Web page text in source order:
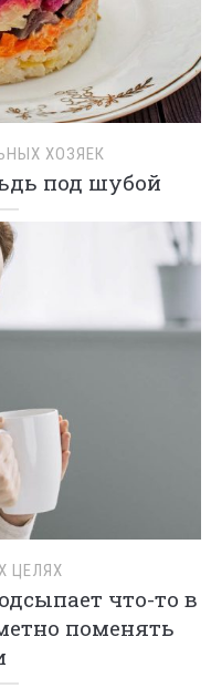
ХОЗЯЕК
под шубой
ЦЕЛЯХ
что-то в
поменять